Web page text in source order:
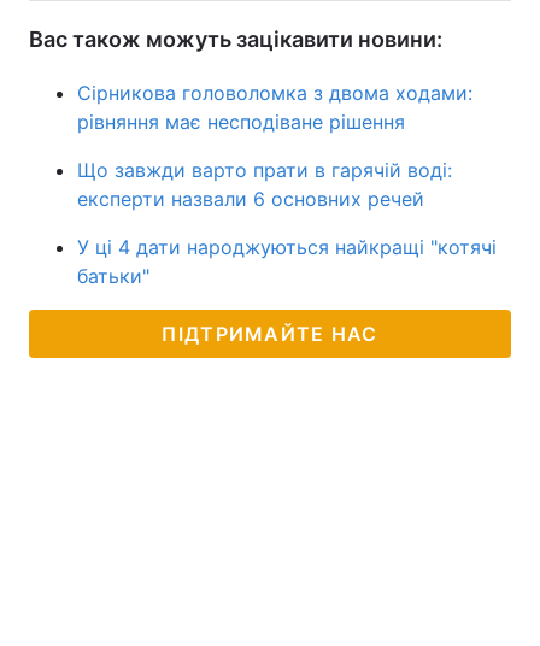
Вас також можуть зацікавити новини:
Сірникова головоломка з двома ходами:
рівняння має несподіване рішення
Що завжди варто прати в гарячій воді:
експерти назвали 6 основних речей
У ці 4 дати народжуються найкращі "котячі
батьки"
ПІДТРИМАЙТЕ НАС